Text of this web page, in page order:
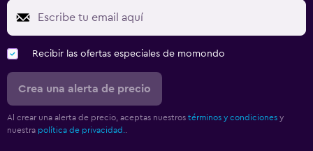
Recibir las ofertas especiales de momondo
Crea una alerta de precio
Al crear una alerta de precio, aceptas nuestros términos y condiciones y
nuestra política de privacidad..